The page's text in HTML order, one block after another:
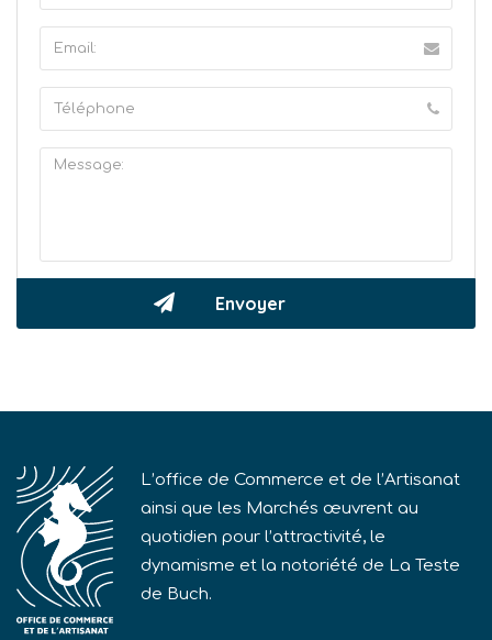
L’office de Commerce et de l’Artisanat
ainsi que les Marchés œuvrent au
quotidien pour l’attractivité, le
dynamisme et la notoriété de La Teste
de Buch.